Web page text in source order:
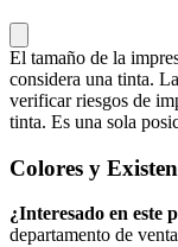
El tamaño de la
considera una tinta.
verificar riesgos de
tinta. Es una sola
Colores y
¿Interesado en este
departamento de